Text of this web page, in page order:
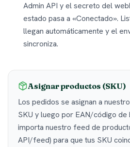
Admin API y el secreto del
estado pasa a «Conectado».
llegan automáticamente y el
sincroniza.
Asignar productos (SKU)
Los pedidos se asignan a
SKU y luego por EAN/código de
importa nuestro feed de
API/feed) para que tus SKU